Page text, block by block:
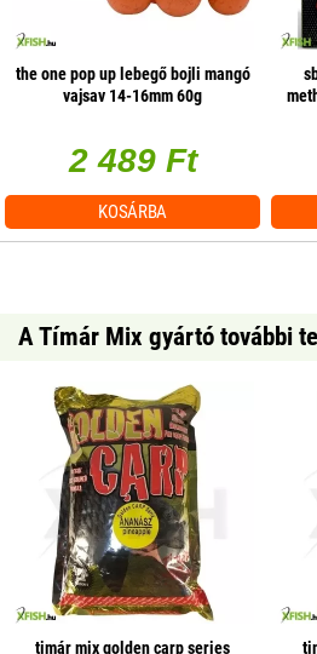
the one pop up lebegő bojli mangó
vajsav 14-16mm 60g
2 489 Ft
KOSÁRBA
A Tímár Mix gyártó további
timár mix golden carp series